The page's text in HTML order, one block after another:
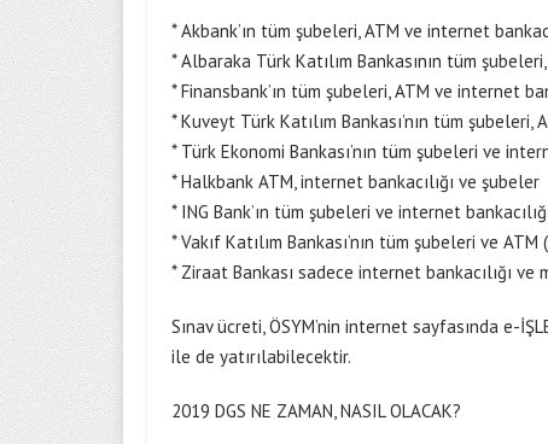
* Akbank’ın tüm şubeleri, ATM ve internet
* Albaraka Türk Katılım Bankasının tüm
* Finansbank’ın tüm şubeleri, ATM ve internet
* Kuveyt Türk Katılım Bankası’nın tüm
* Türk Ekonomi Bankası’nın tüm şubeleri ve
* Halkbank ATM, internet bankacılığı ve şubeler
* ING Bank’ın tüm şubeleri ve internet
* Vakıf Katılım Bankası’nın tüm şubeleri ve
* Ziraat Bankası sadece internet bankacılığı ve
Sınav ücreti, ÖSYM’nin internet sayfasında e-
ile de yatırılabilecektir.
2019 DGS NE ZAMAN, NASIL OLACAK?